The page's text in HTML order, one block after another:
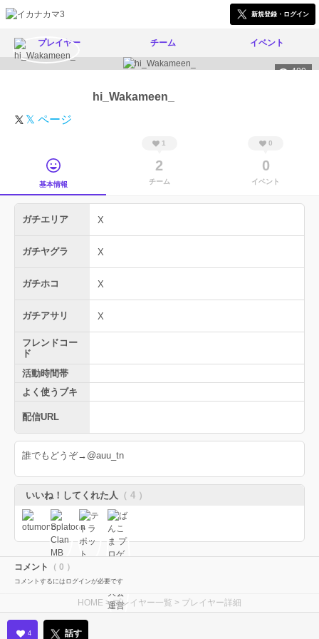
新規登録・ログイン
プレイヤー チーム イベント
480
hi_Wakameen_
𝕏 ページ
基本情報
1
2
チーム
0
0
イベント
ガチエリア X
ガチヤグラ X
ガチホコ X
ガチアサリ X
フレンドコー
ド
活動時間帯
よく使うブキ
配信URL
誰でもどうぞ→@auu_tn
いいね！してくれた人 （ 4 ）
コメント （ 0 ）
コメントするにはログインが必要です
HOME >プレイヤー一覧 > プレイヤー詳細
4 話す